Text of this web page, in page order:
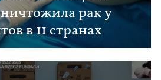
рак у
в 11 странах